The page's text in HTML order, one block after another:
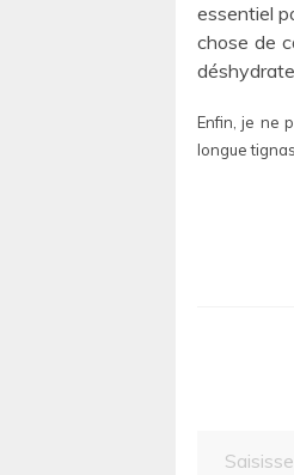
essentiel
chose de
Enfin, je ne
longue